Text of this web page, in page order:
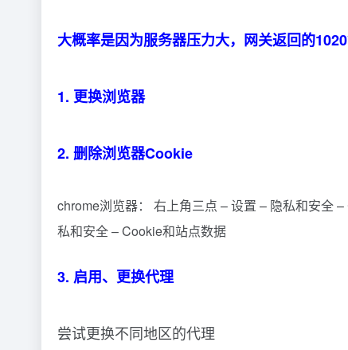
大概率是因为服务器压力大，网关返回的
1. 更换浏览器
2. 删除浏览器Cookie
chrome浏览器： 右上角三点 – 设置 – 隐私和安全
私和安全 – Cookie和站点数据
3. 启用、更换代理
尝试更换不同地区的代理